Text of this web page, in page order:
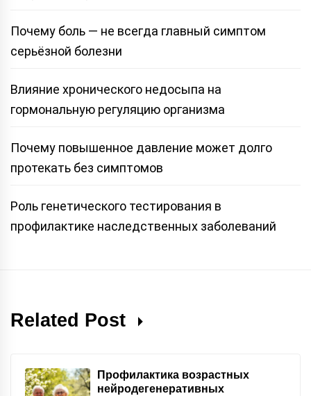
Почему боль — не всегда главный симптом
серьёзной болезни
Влияние хронического недосыпа на
гормональную регуляцию организма
Почему повышенное давление может долго
протекать без симптомов
Роль генетического тестирования в
профилактике наследственных заболеваний
Related Post
Профилактика возрастных
нейродегенеративных